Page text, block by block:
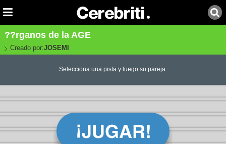
??rganos de la AGE
Creado por:JOSEMI
Selecciona una pista y luego su pareja.